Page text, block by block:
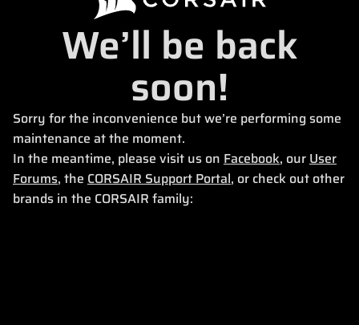
We’ll be back
soon!
Sorry for the inconvenience but we’re performing some
maintenance at the moment.
In the meantime, please visit us on Facebook, ourUser
Forums, the CORSAIR Support Portal, or check out other
brands in the CORSAIR family: